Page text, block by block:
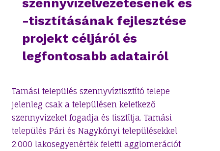
szennyvízelvezetésének és
-tisztításának fejlesztése
projekt céljáról és
legfontosabb adatairól
Tamási település szennyvíztisztító telepe
jelenleg csak a településen keletkező
szennyvizeket fogadja és tisztítja. Tamási
település Pári és Nagykónyi településekkel
2.000 lakosegyenérték feletti agglomerációt